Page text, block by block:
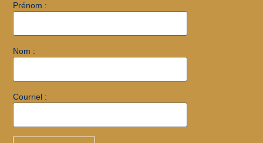
Prénom :
Nom :
Courriel :